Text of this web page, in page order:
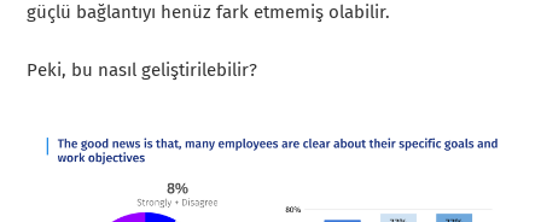
güçlü bağlantıyı henüz fark etmemiş olabilir.
Peki, bu nasıl geliştirilebilir?